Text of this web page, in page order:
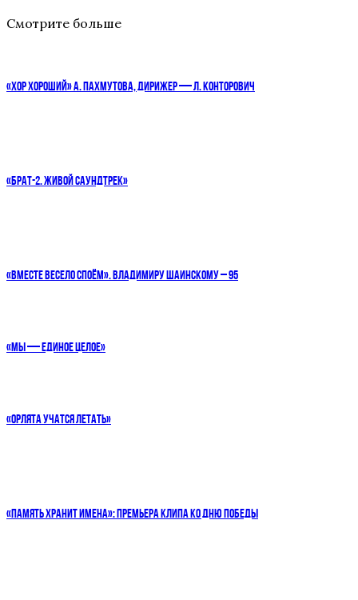
Смотрите больше
«ХОР ХОРОШИЙ» А. ПАХМУТОВА, ДИРИЖЕР — Л. КОНТОРОВИЧ
«БРАТ-2. ЖИВОЙ САУНДТРЕК»
«ВМЕСТЕ ВЕСЕЛО СПОЁМ». ВЛАДИМИРУ ШАИНСКОМУ – 95
«МЫ — ЕДИНОЕ ЦЕЛОЕ»
«ОРЛЯТА УЧАТСЯ ЛЕТАТЬ»
«ПАМЯТЬ ХРАНИТ ИМЕНА»: ПРЕМЬЕРА КЛИПА КО ДНЮ ПОБЕДЫ